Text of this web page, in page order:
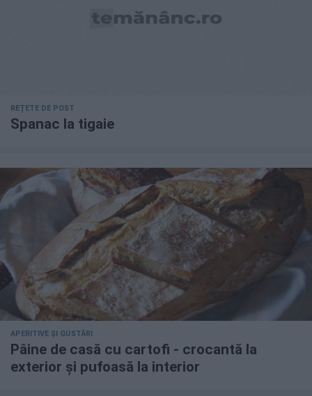
REȚETE DE POST
Spanac la tigaie
APERITIVE ȘI GUSTĂRI
Pâine de casă cu cartofi - crocantă la
exterior și pufoasă la interior